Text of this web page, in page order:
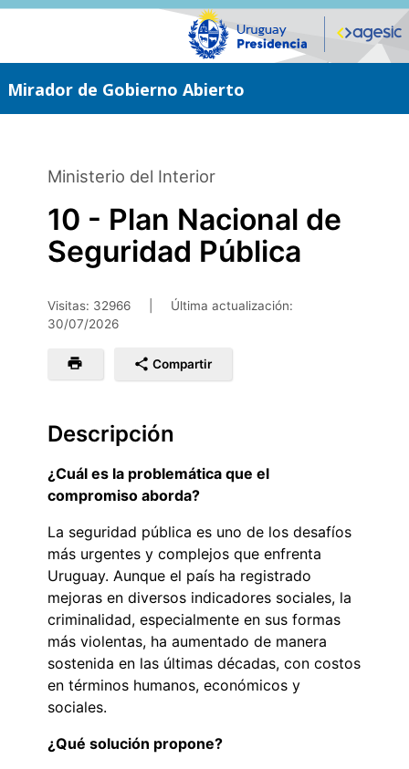
Saltar
Mirador de Gobierno Abierto
Ministerio del Interior
10 - Plan Nacional de
Seguridad Pública
Visitas: 32966
Última actualización:
30/07/2026
Compartir
Descripción
¿Cuál es la problemática que el
compromiso aborda?
La seguridad pública es uno de los desafíos
más urgentes y complejos que enfrenta
Uruguay. Aunque el país ha registrado
mejoras en diversos indicadores sociales, la
criminalidad, especialmente en sus formas
más violentas, ha aumentado de manera
sostenida en las últimas décadas, con costos
en términos humanos, económicos y
sociales.
¿Qué solución propone?